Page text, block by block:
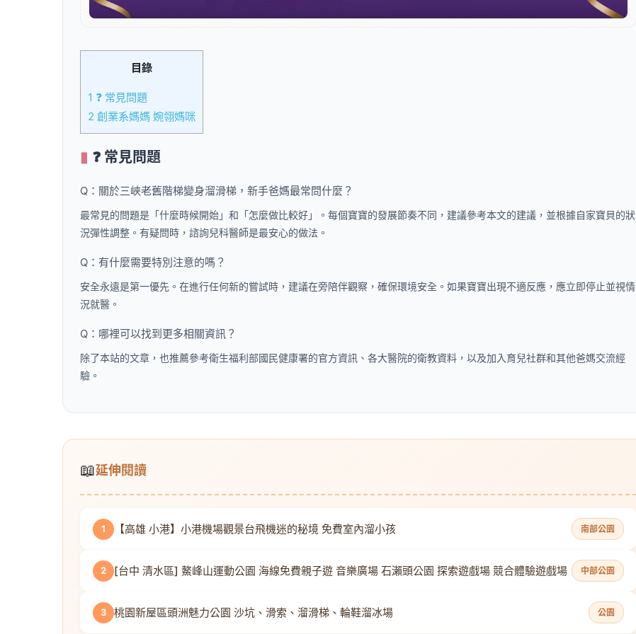
目錄
1 ❓ 常見問題
2 創業系媽媽 婉翎媽咪
❓ 常見問題
Q：關於三峽老舊階梯變身溜滑梯，新手爸媽最常問什麼？
最常見的問題是「什麼時候開始」和「怎麼做比較好」。每個寶寶的發展節奏不同，建議參考本文的建議，並根據自家寶貝的狀
況彈性調整。有疑問時，諮詢兒科醫師是最安心的做法。
Q：有什麼需要特別注意的嗎？
安全永遠是第一優先。在進行任何新的嘗試時，建議在旁陪伴觀察，確保環境安全。如果寶寶出現不適反應，應立即停止並視情
況就醫。
Q：哪裡可以找到更多相關資訊？
除了本站的文章，也推薦參考衛生福利部國民健康署的官方資訊、各大醫院的衛教資料，以及加入育兒社群和其他爸媽交流經
驗。
📖延伸閱讀
1 【高雄 小港】小港機場觀景台飛機迷的秘境 免費室內溜小孩 南部公園
2 [台中 清水區] 鰲峰山運動公園 海線免費親子遊 音樂廣場 石瀨頭公園 探索遊戲場 競合體驗遊戲場 中部公園
3 桃園新屋區頭洲魅力公園 沙坑、滑索、溜滑梯、輪鞋溜冰場 公園